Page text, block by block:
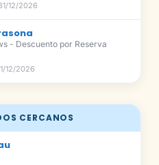
12/2026
- Descuento por Reserva
12/2026
CERCANOS